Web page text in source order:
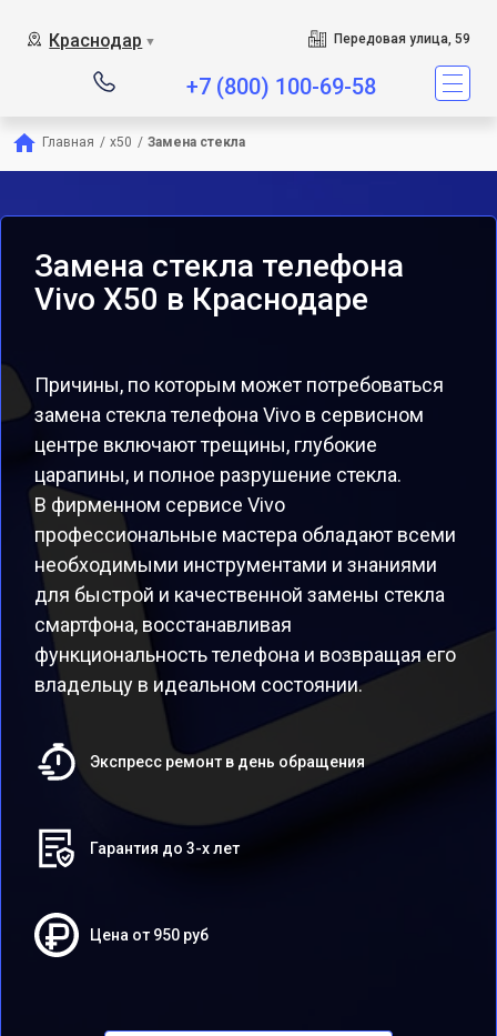
Краснодар ▼ Передовая улица, 59
+7 (800) 100-69-58
Главная / x50 / Замена стекла
Замена стекла телефона
Vivo X50 в Краснодаре
Причины, по которым может потребоваться
замена стекла телефона Vivo в сервисном
центре включают трещины, глубокие
царапины, и полное разрушение стекла.
В фирменном сервисе Vivo
профессиональные мастера обладают всеми
необходимыми инструментами и знаниями
для быстрой и качественной замены стекла
смартфона, восстанавливая
функциональность телефона и возвращая его
владельцу в идеальном состоянии.
Экспресс ремонт в день обращения
Гарантия до 3-х лет
Цена от 950 руб